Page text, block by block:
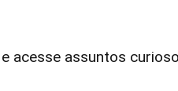
e acesse assuntos